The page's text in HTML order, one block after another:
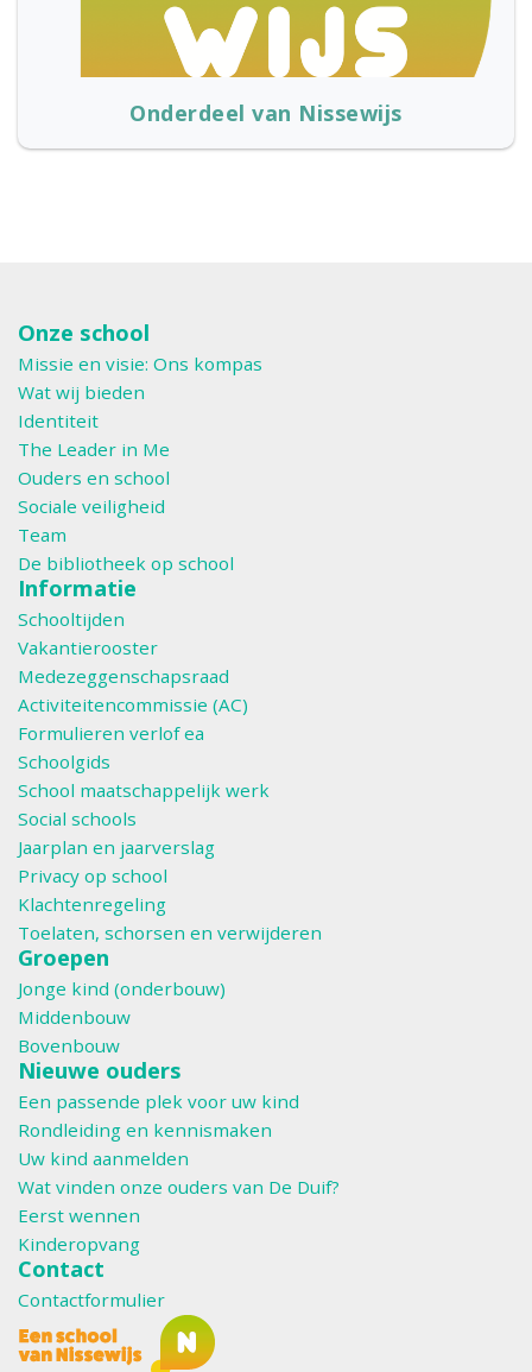
Onderdeel van Nissewijs
Onze school
Missie en visie: Ons kompas
Wat wij bieden
Identiteit
The Leader in Me
Ouders en school
Sociale veiligheid
Team
De bibliotheek op school
Informatie
Schooltijden
Vakantierooster
Medezeggenschapsraad
Activiteitencommissie (AC)
Formulieren verlof ea
Schoolgids
School maatschappelijk werk
Social schools
Jaarplan en jaarverslag
Privacy op school
Klachtenregeling
Toelaten, schorsen en verwijderen
Groepen
Jonge kind (onderbouw)
Middenbouw
Bovenbouw
Nieuwe ouders
Een passende plek voor uw kind
Rondleiding en kennismaken
Uw kind aanmelden
Wat vinden onze ouders van De Duif?
Eerst wennen
Kinderopvang
Contact
Contactformulier